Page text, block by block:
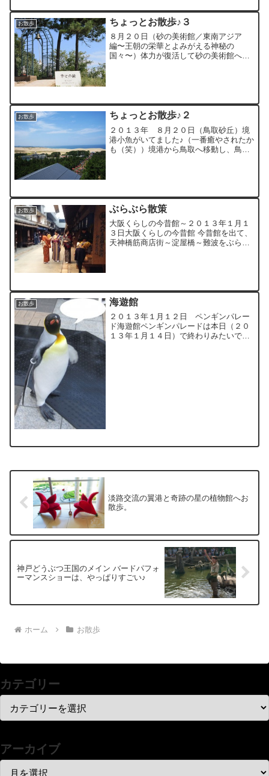
お散歩 ちょっとお散歩♪３
８月２０日（砂の美術館／東南アジア
編〜王朝の栄華とよみがえる神秘の
国々〜）体力が復活して砂の美術館へサ
お散歩 ちょっとお散歩♪２
２０１３年 ８月２０日（鳥取砂丘）境
港小魚がいてました♪（一番癒やされたか
も（笑））境港から鳥取へ移動し、鳥取
お散歩 ぶらぶら散策
大阪くらしの今昔館～２０１３年１月１
３日大阪くらしの今昔館 今昔館を出て、
天神橋筋商店街～淀屋橋～難波をぶらぶ
お散歩 海遊館
２０１３年１月１２日 ペンギンパレー
ド海遊館ペンギンパレードは本日（２０
１３年１月１４日）で終わりみたいです
淡路交流の翼港と奇跡の星の植物館へお
散歩。
神戸どうぶつ王国のメイン バードパフォ
ーマンスショーは、やっぱりすごい♪
ホーム お散歩
カテゴリー
アーカイブ